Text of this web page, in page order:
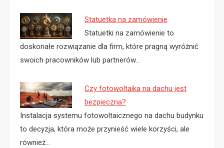
Statuetka na zamówienie
Statuetki na zamówienie to
doskonałe rozwiązanie dla firm, które pragną wyróżnić
swoich pracowników lub partnerów…
Czy fotowoltaika na dachu jest
bezpieczna?
Instalacja systemu fotowoltaicznego na dachu budynku
to decyzja, która może przynieść wiele korzyści, ale
również…